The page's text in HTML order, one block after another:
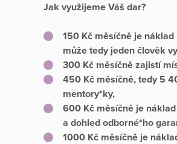
Jak využijeme Váš dar?
150 Kč měsíčně je
může tedy jeden člověk
300 Kč měsíčně zajistí
450 Kč měsíčně, tedy 5
mentory*ky,
600 Kč měsíčně je
a dohled odborné*ho
1000 Kč měsíčně je